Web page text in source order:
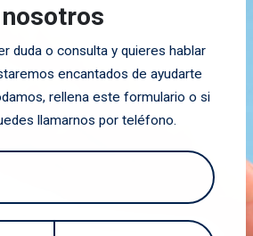
nosotros
duda o consulta y quieres hablar
encantados de ayudarte
rellena este formulario o si
llamarnos por teléfono.